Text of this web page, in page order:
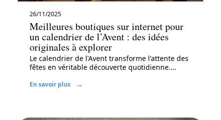
26/11/2025
Meilleures boutiques sur internet pour
un calendrier de l’Avent : des idées
originales à explorer
Le calendrier de l'Avent transforme l'attente des
fêtes en véritable découverte quotidienne.…
En savoir plus